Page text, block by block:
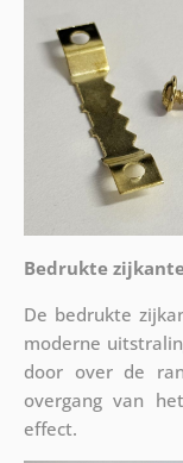
Bedrukte
De bedrukte
moderne
door over de
overgang van
effect.